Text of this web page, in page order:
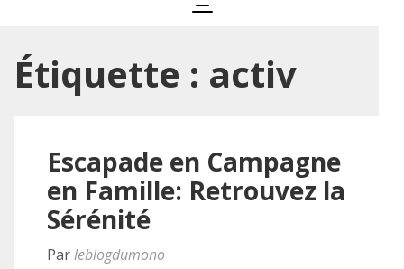
Étiquette : activ
Escapade en Campagne
en Famille: Retrouvez la
Sérénité
Parleblogdumono